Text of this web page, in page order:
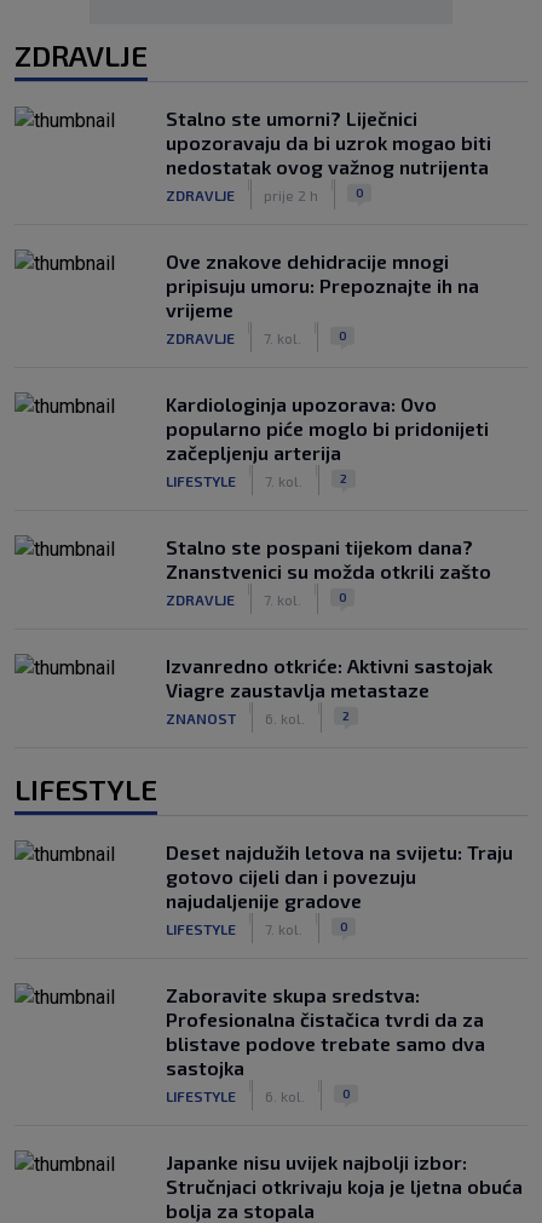
ZDRAVLJE
Stalno ste umorni? Liječnici
upozoravaju da bi uzrok mogao biti
nedostatak ovog važnog nutrijenta
ZDRAVLJE prije 2 h 0
Ove znakove dehidracije mnogi
pripisuju umoru: Prepoznajte ih na
vrijeme
ZDRAVLJE 7. kol. 0
Kardiologinja upozorava: Ovo
popularno piće moglo bi pridonijeti
začepljenju arterija
LIFESTYLE 7. kol. 2
Stalno ste pospani tijekom dana?
Znanstvenici su možda otkrili zašto
ZDRAVLJE 7. kol. 0
Izvanredno otkriće: Aktivni sastojak
Viagre zaustavlja metastaze
ZNANOST 6. kol. 2
LIFESTYLE
Deset najdužih letova na svijetu: Traju
gotovo cijeli dan i povezuju
najudaljenije gradove
LIFESTYLE 7. kol. 0
Zaboravite skupa sredstva:
Profesionalna čistačica tvrdi da za
blistave podove trebate samo dva
sastojka
LIFESTYLE 6. kol. 0
Japanke nisu uvijek najbolji izbor:
Stručnjaci otkrivaju koja je ljetna obuća
bolja za stopala